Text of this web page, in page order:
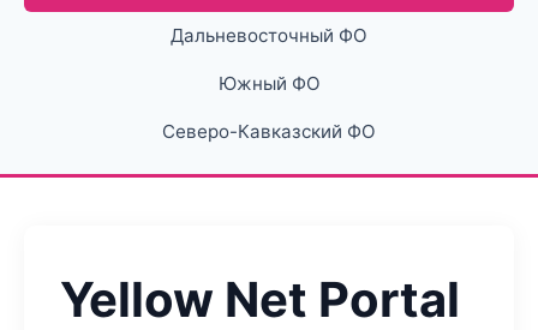
Дальневосточный ФО
Южный ФО
Северо-Кавказский ФО
Yellow Net Portal